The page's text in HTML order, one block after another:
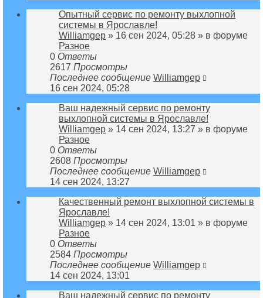
Опытный сервис по ремонту выхлопной
системы в Ярославле!
Williamgep » 16 сен 2024, 05:28 » в форуме
Разное
0 Ответы
2617 Просмотры
Последнее сообщение Williamgep
16 сен 2024, 05:28
Ваш надежный сервис по ремонту
выхлопной системы в Ярославле!
Williamgep » 14 сен 2024, 13:27 » в форуме
Разное
0 Ответы
2608 Просмотры
Последнее сообщение Williamgep
14 сен 2024, 13:27
Качественный ремонт выхлопной системы в
Ярославле!
Williamgep » 14 сен 2024, 13:01 » в форуме
Разное
0 Ответы
2584 Просмотры
Последнее сообщение Williamgep
14 сен 2024, 13:01
Ваш надежный сервис по ремонту